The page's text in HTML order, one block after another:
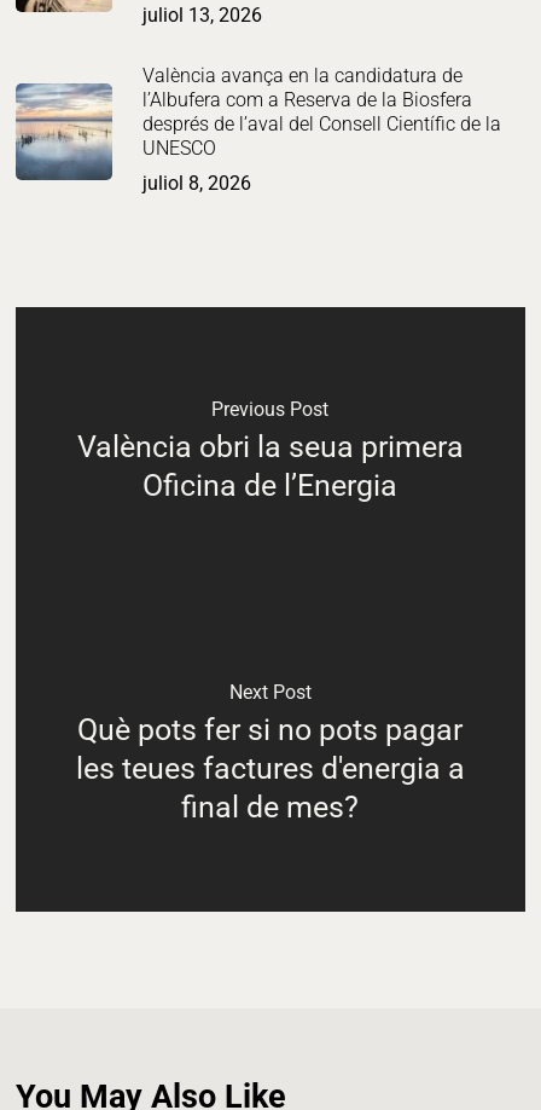
juliol 13, 2026
València avança en la candidatura de
l’Albufera com a Reserva de la Biosfera
després de l’aval del Consell Científic de la
UNESCO
juliol 8, 2026
Previous Post
València obri la seua primera
Oficina de l’Energia
Next Post
Què pots fer si no pots pagar
les teues factures d'energia a
final de mes?
You May Also Like